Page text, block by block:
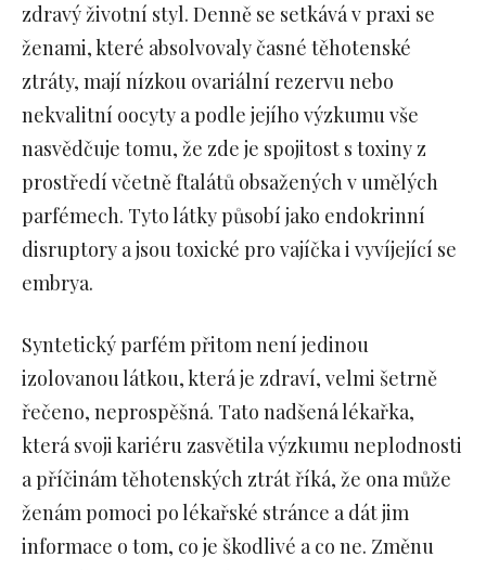
zdravý životní styl. Denně se setkává v praxi se
ženami, které absolvovaly časné těhotenské
ztráty, mají nízkou ovariální rezervu nebo
nekvalitní oocyty a podle jejího výzkumu vše
nasvědčuje tomu, že zde je spojitost s toxiny z
prostředí včetně ftalátů obsažených v umělých
parfémech. Tyto látky působí jako endokrinní
disruptory a jsou toxické pro vajíčka i vyvíjející se
embrya.
Syntetický parfém přitom není jedinou
izolovanou látkou, která je zdraví, velmi šetrně
řečeno, neprospěšná. Tato nadšená lékařka,
která svoji kariéru zasvětila výzkumu neplodnosti
a příčinám těhotenských ztrát říká, že ona může
ženám pomoci po lékařské stránce a dát jim
informace o tom, co je škodlivé a co ne. Změnu